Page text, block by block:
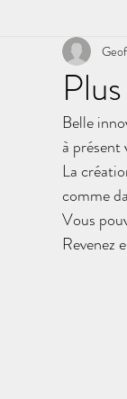
Belle
à
La
comme
Vous
Revenez